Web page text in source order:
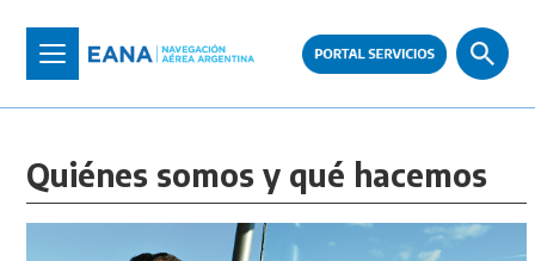
contenido
Toggle
navigation
Quiénes somos y qué hacemos